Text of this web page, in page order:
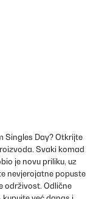
Singles Day? Otkrijte
Svaki komad
je novu priliku, uz
nevjerojatne popuste
održivost. Odlične